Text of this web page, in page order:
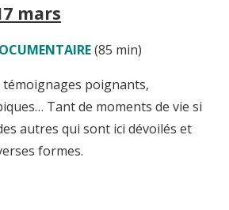
mars
(85 min)
poignants,
Tant de moments de vie si
autres qui sont ici dévoilés et
formes.